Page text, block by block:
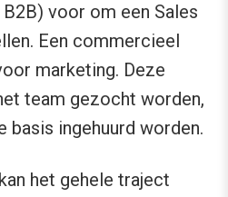
voor om een Sales
Een commercieel
marketing. Deze
team gezocht worden,
basis ingehuurd worden.
het gehele traject